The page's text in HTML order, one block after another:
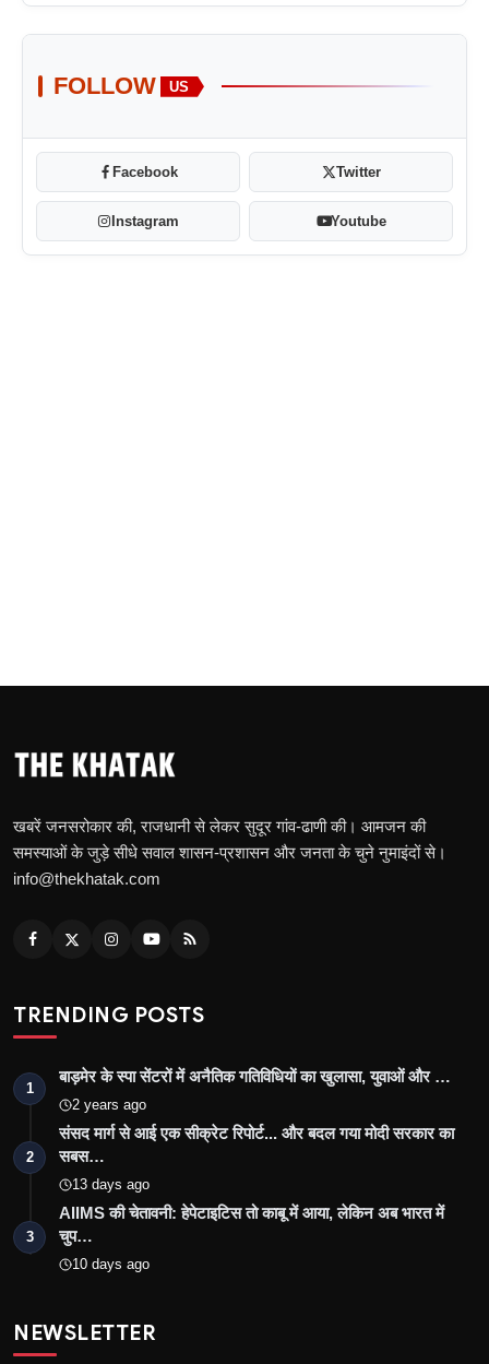
FOLLOW US
Facebook Twitter
Instagram Youtube
खबरें जनसरोकार की, राजधानी से लेकर सुदूर गांव-ढाणी की। आमजन की
समस्याओं के जुड़े सीधे सवाल शासन-प्रशासन और जनता के चुने नुमाइंदों से।
info@thekhatak.com
TRENDING POSTS
1
बाड़मेर के स्पा सेंटरों में अनैतिक गतिविधियों का खुलासा, युवाओं और …
2 years ago
2
संसद मार्ग से आई एक सीक्रेट रिपोर्ट... और बदल गया मोदी सरकार का
सबस…
13 days ago
3
AIIMS की चेतावनी: हेपेटाइटिस तो काबू में आया, लेकिन अब भारत में
चुप…
10 days ago
NEWSLETTER